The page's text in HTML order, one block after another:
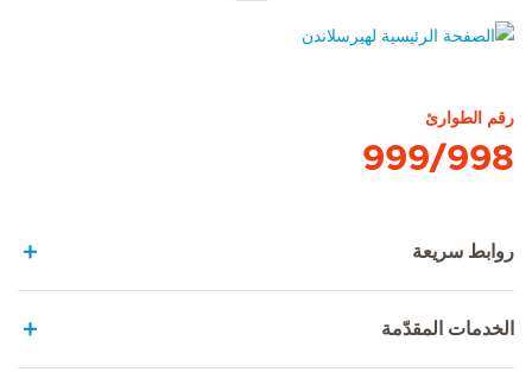
رقم الطوارئ
999/998
روابط سريعة
الخدمات المقدّمة